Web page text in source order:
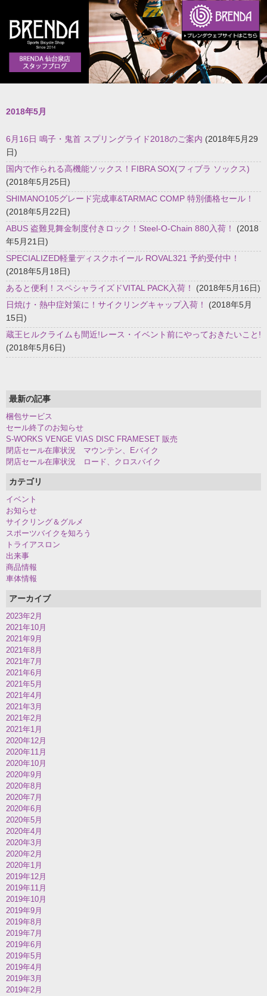
2018年5月
6月16日 鳴子・鬼首 スプリングライド2018のご案内 (2018年5月29
日)
国内で作られる高機能ソックス！FIBRA SOX(フィブラ ソックス)
(2018年5月25日)
SHIMANO105グレード完成車&TARMAC COMP 特別価格セール！
(2018年5月22日)
ABUS 盗難見舞金制度付きロック！Steel-O-Chain 880入荷！
(2018
年5月21日)
SPECIALIZED軽量ディスクホイール ROVAL321 予約受付中！
(2018年5月18日)
あると便利！スペシャライズドVITAL PACK入荷！
(2018年5月16日)
日焼け・熱中症対策に！サイクリングキャップ入荷！
(2018年5月
15日)
蔵王ヒルクライムも間近!レース・イベント前にやっておきたいこと!
(2018年5月6日)
最新の記事
梱包サービス
セール終了のお知らせ
S-WORKS VENGE VIAS DISC FRAMESET 販売
閉店セール在庫状況 マウンテン、Eバイク
閉店セール在庫状況 ロード、クロスバイク
カテゴリ
イベント
お知らせ
サイクリング＆グルメ
スポーツバイクを知ろう
トライアスロン
出来事
商品情報
車体情報
アーカイブ
2023年2月
2021年10月
2021年9月
2021年8月
2021年7月
2021年6月
2021年5月
2021年4月
2021年3月
2021年2月
2021年1月
2020年12月
2020年11月
2020年10月
2020年9月
2020年8月
2020年7月
2020年6月
2020年5月
2020年4月
2020年3月
2020年2月
2020年1月
2019年12月
2019年11月
2019年10月
2019年9月
2019年8月
2019年7月
2019年6月
2019年5月
2019年4月
2019年3月
2019年2月